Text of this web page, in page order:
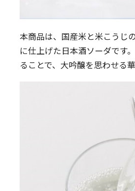
本商品は、国産米と米こうじ
に仕上げた日本酒ソーダです
ることで、大吟醸を思わせる